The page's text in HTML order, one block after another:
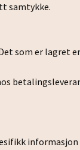
samtykke.
som er lagret
informasjon